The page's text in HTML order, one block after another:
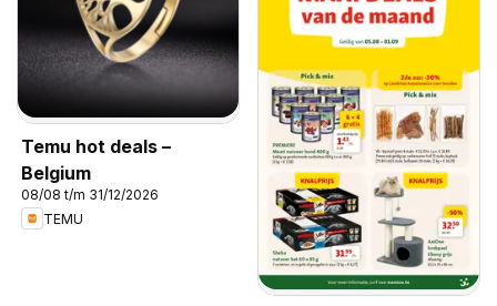
Temu hot deals –
Belgium
08/08 t/m 31/12/2026
TEMU